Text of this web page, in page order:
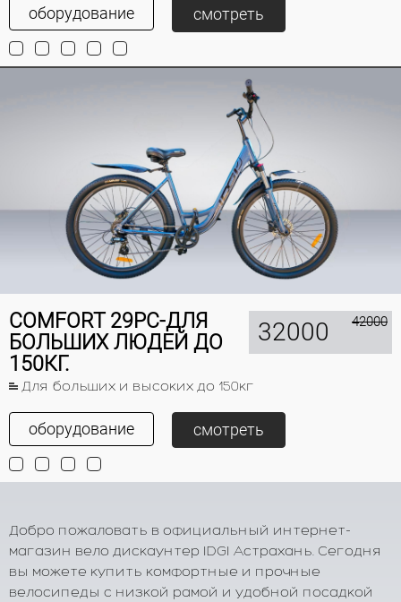
оборудование смотреть
COMFORT 29PC-ДЛЯ
БОЛЬШИХ ЛЮДЕЙ ДО
150КГ.
Для больших и высоких до 150кг
32000 42000
оборудование смотреть
Добро пожаловать в официальный интернет-
магазин вело дискаунтер IDGI Астрахань. Сегодня
вы можете купить комфортные и прочные
велосипеды с низкой рамой и удобной посадкой